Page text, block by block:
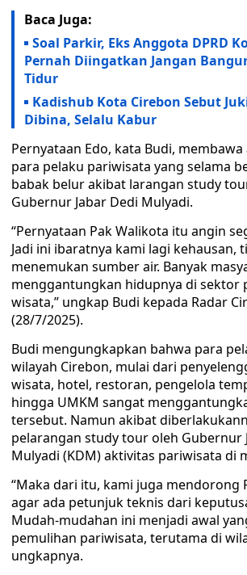
Baca Juga:
Soal Parkir, Eks Anggota DPRD
Pernah Diingatkan Jangan
Tidur
Kadishub Kota Cirebon Sebut
Dibina, Selalu Kabur
Pernyataan Edo, kata Budi,
para pelaku pariwisata yang selama
babak belur akibat larangan study
Gubernur Jabar Dedi Mulyadi.
“Pernyataan Pak Walikota itu angin
Jadi ini ibaratnya kami lagi kehausan,
menemukan sumber air. Banyak
menggantungkan hidupnya di sektor
wisata,” ungkap Budi kepada Radar
(28/7/2025).
Budi mengungkapkan bahwa para
wilayah Cirebon, mulai dari
wisata, hotel, restoran, pengelola
hingga UMKM sangat
tersebut. Namun akibat
pelarangan study tour oleh Gubernur
Mulyadi (KDM) aktivitas pariwisata di
“Maka dari itu, kami juga mendorong
agar ada petunjuk teknis dari
Mudah-mudahan ini menjadi awal
pemulihan pariwisata, terutama di
ungkapnya.